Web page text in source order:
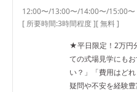
12:00〜/13:00〜/14:00〜/15:00〜
[ 所要時間:3時間程度][ 無料 ]
★平日限定！2万円
ての式場見学にも
い？」「費用はど
疑問や不安を経験